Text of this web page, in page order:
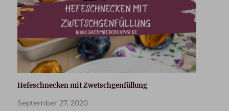
Hefeschnecken mit Zwetschgenfüllung
September 27, 2020